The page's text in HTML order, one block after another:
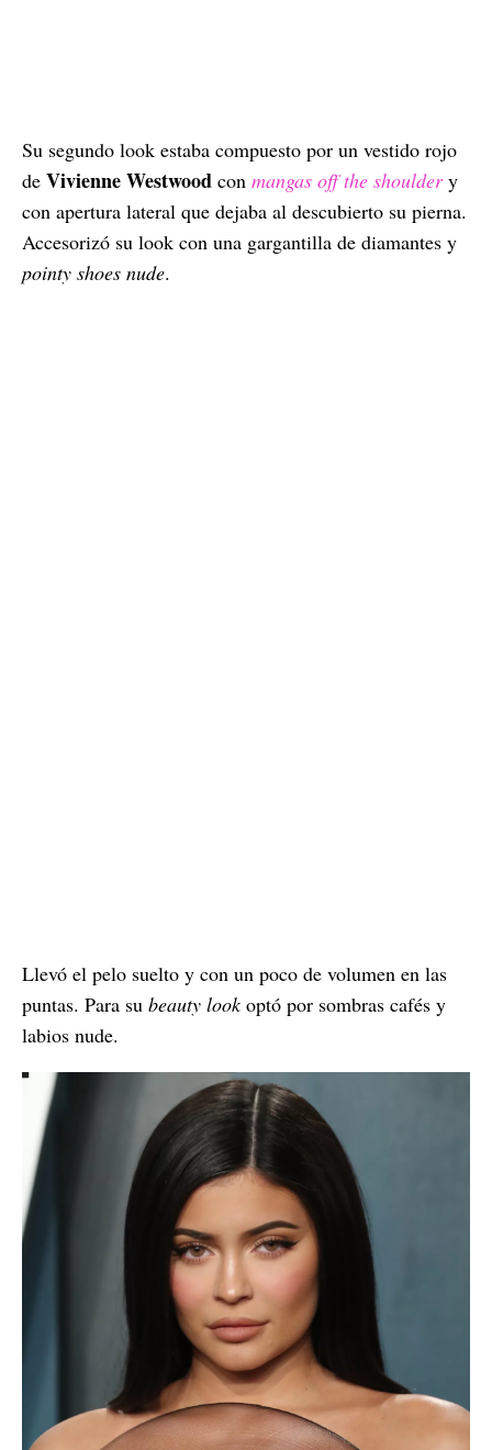
Su segundo look estaba compuesto por un vestido rojo
de Vivienne Westwood con mangas off the shoulder y
con apertura lateral que dejaba al descubierto su pierna.
Accesorizó su look con una gargantilla de diamantes y
pointy shoes nude.
Llevó el pelo suelto y con un poco de volumen en las
puntas. Para su beauty lookoptó por sombras cafés y
labios nude.